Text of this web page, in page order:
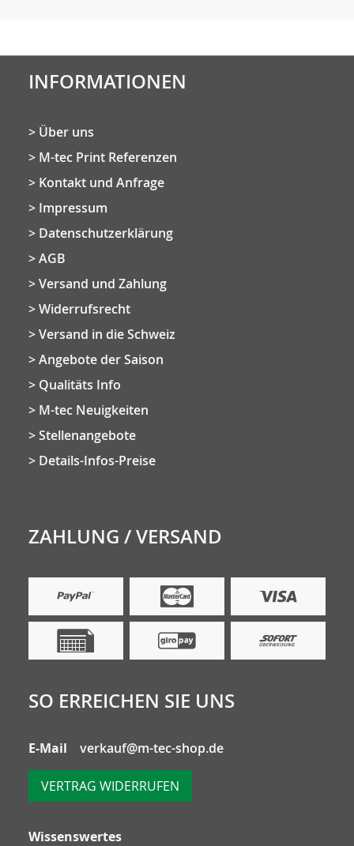
INFORMATIONEN
Über uns
M-tec Print Referenzen
Kontakt und Anfrage
Impressum
Datenschutzerklärung
AGB
Versand und Zahlung
Widerrufsrecht
Versand in die Schweiz
Angebote der Saison
Qualitäts Info
M-tec Neuigkeiten
Stellenangebote
Details-Infos-Preise
ZAHLUNG / VERSAND
SO ERREICHEN SIE UNS
E-Mail verkauf@m-tec-shop.de
VERTRAG WIDERRUFEN
Wissenswertes